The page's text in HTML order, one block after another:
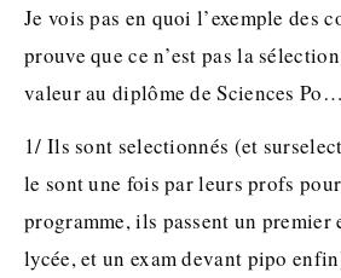
Je vois pas en quoi l’exemple des
prouve que ce n’est pas la
valeur au diplôme de Sciences Po…
1/ Ils sont selectionnés (et
le sont une fois par leurs profs
programme, ils passent un premier
lycée, et un exam devant pipo